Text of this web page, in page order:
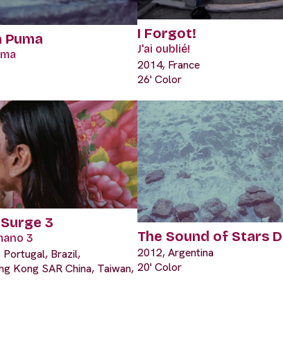
Puma I Forgot!
J'ai oublié!
2014, France
26' Color
3
3
Brazil,
Kong SAR China, Taiwan,
The Sound of Stars
2012, Argentina
20' Color